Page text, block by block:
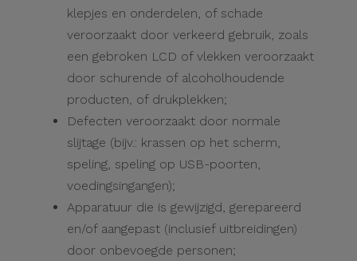
klepjes en onderdelen, of schade
veroorzaakt door verkeerd gebruik, zoals
een gebroken LCD of vlekken veroorzaakt
door schurende of alcoholhoudende
producten, of drukplekken;
Defecten veroorzaakt door normale
slijtage (bijv.: krassen op het scherm,
speling, speling op USB-poorten,
voedingsingangen);
Apparatuur die is gewijzigd, gerepareerd
en/of aangepast (inclusief uitbreidingen)
door onbevoegde personen;